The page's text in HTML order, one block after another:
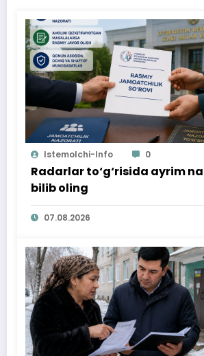
Istemolchi-Info 0
Radarlar to‘g‘risida ayrim
bilib oling
07.08.2026